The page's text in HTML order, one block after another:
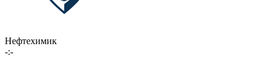
Нефтехимик
-:-